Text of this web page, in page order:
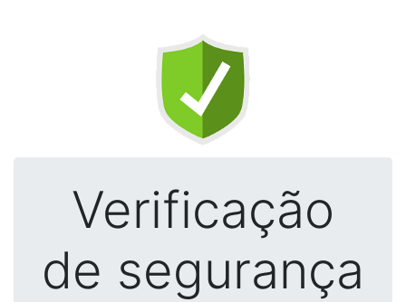
Verificação
de segurança